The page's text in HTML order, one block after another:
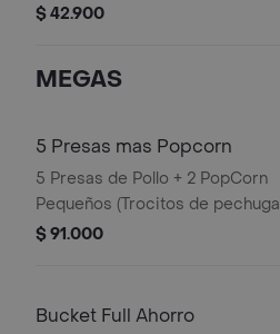
$ 42.900
MEGAS
5 Presas mas Popcorn
5 Presas de Pollo + 2 PopCorn
Pequeños (Trocitos de pechuga
apanados) + 3 Papas Pequeñas
$ 91.000
Bucket Full Ahorro